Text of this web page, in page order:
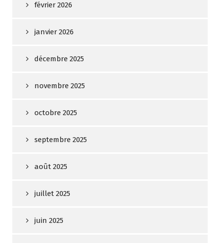
février 2026
janvier 2026
décembre 2025
novembre 2025
octobre 2025
septembre 2025
août 2025
juillet 2025
juin 2025